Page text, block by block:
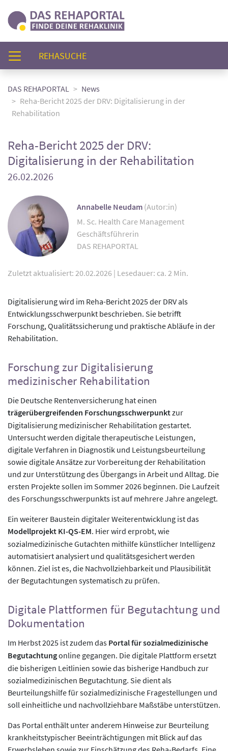
REHASUCHE(AKTUELL)
DAS REHAPORTAL
News
Reha-Bericht 2025 der DRV: Digitalisierung in der
Rehabilitation
Reha-Bericht 2025 der DRV:
Digitalisierung in der Rehabilitation
26.02.2026
Annabelle Neudam (Autor:in)
M. Sc. Health Care Management
Geschäftsführerin
DAS REHAPORTAL
Zuletzt aktualisiert: 20.02.2026 | Lesedauer: ca. 2 Min.
Digitalisierung wird im Reha-Bericht 2025 der DRV als
Entwicklungsschwerpunkt beschrieben. Sie betrifft
Forschung, Qualitätssicherung und praktische Abläufe in der
Rehabilitation.
Forschung zur Digitalisierung
medizinischer Rehabilitation
Die Deutsche Rentenversicherung hat einen
trägerübergreifenden Forschungsschwerpunktzur
Digitalisierung medizinischer Rehabilitation gestartet.
Untersucht werden digitale therapeutische Leistungen,
digitale Verfahren in Diagnostik und Leistungsbeurteilung
sowie digitale Ansätze zur Vorbereitung der Rehabilitation
und zur Unterstützung des Übergangs in Arbeit und Alltag. Die
ersten Projekte sollen im Sommer 2026 beginnen. Die Laufzeit
des Forschungsschwerpunkts ist auf mehrere Jahre angelegt.
Ein weiterer Baustein digitaler Weiterentwicklung ist das
Modellprojekt KI-QS-EM. Hier wird erprobt, wie
sozialmedizinische Gutachten mithilfe künstlicher Intelligenz
automatisiert analysiert und qualitätsgesichert werden
können. Ziel ist es, die Nachvollziehbarkeit und Plausibilität
der Begutachtungen systematisch zu prüfen.
Digitale Plattformen für Begutachtung und
Dokumentation
Im Herbst 2025 ist zudem das Portal für sozialmedizinische
Begutachtungonline gegangen. Die digitale Plattform ersetzt
die bisherigen Leitlinien sowie das bisherige Handbuch zur
sozialmedizinischen Begutachtung. Sie dient als
Beurteilungshilfe für sozialmedizinische Fragestellungen und
soll einheitliche und nachvollziehbare Maßstäbe unterstützen.
Das Portal enthält unter anderem Hinweise zur Beurteilung
krankheitstypischer Beeinträchtigungen mit Blick auf das